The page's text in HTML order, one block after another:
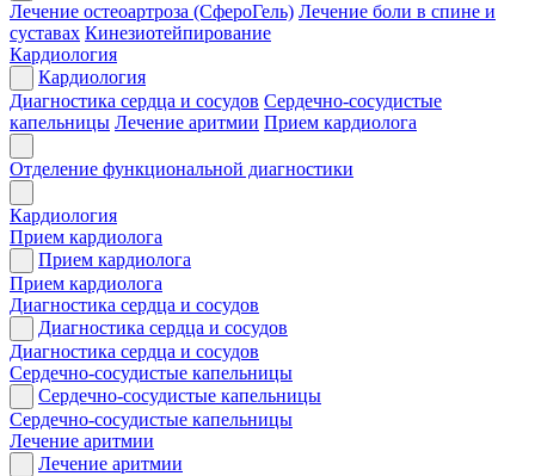
Лечение остеоартроза (СфероГель) Лечение боли в спине и
суставах Кинезиотейпирование
Кардиология
Кардиология
Диагностика сердца и сосудов Сердечно-сосудистые
капельницы Лечение аритмии Прием кардиолога
Отделение функциональной диагностики
Кардиология
Прием кардиолога
Прием кардиолога
Прием кардиолога
Диагностика сердца и сосудов
Диагностика сердца и сосудов
Диагностика сердца и сосудов
Сердечно-сосудистые капельницы
Сердечно-сосудистые капельницы
Сердечно-сосудистые капельницы
Лечение аритмии
Лечение аритмии